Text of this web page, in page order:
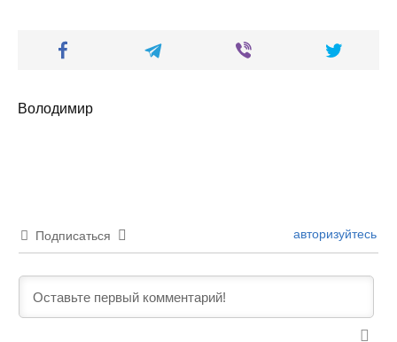
Володимир
Подписаться авторизуйтесь